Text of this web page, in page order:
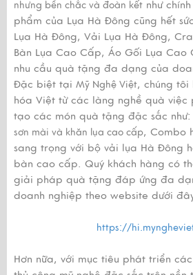
nhưng bền chắc và đoàn kết như
phẩm của Lụa Hà Đông cũng hết
Lụa Hà Đông, Vải Lụa Hà Đông,
Bàn Lụa Cao Cấp, Áo Gối Lụa
nhu cầu quà tặng đa dạng của
Đặc biệt tại Mỹ Nghệ Việt, chúng tôi
hóa Việt từ các làng nghề quà việc
tạo các món quà tặng đặc sắc như:
sơn mài và khăn lụa cao cấp, Combo
sang trọng với bộ vải lụa Hà Đông
bàn cao cấp. Quý khách hàng có
giải pháp quà tặng đáp ứng đa
doanh nghiệp theo website dưới
https://
Hơn nữa, với mục tiêu phát triển